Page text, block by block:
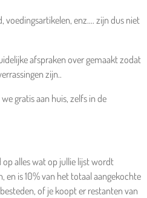
voedingsartikelen, enz.... zijn dus niet
afspraken over gemaakt zodat
zijn..
gratis aan huis, zelfs in de
alles wat op jullie lijst wordt
is 10% van het totaal aangekochte
of je koopt er restanten van